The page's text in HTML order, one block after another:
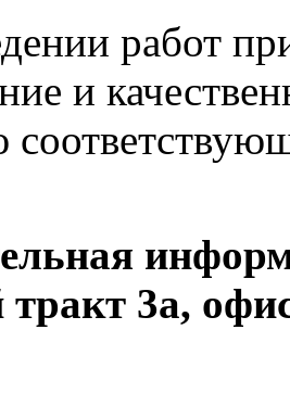
работ
и
3а,